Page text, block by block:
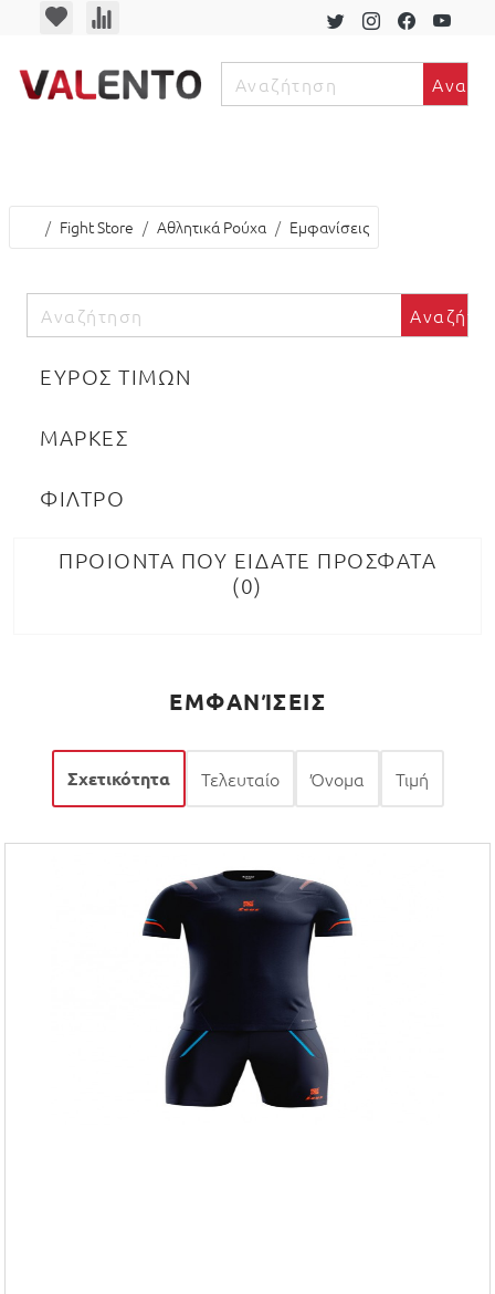
Fight Store Αθλητικά Ρούχα Εμφανίσεις
ΕΥΡΟΣ ΤΙΜΩΝ
ΜΑΡΚΕΣ
ΦΙΛΤΡΟ
ΠΡΟΙΟΝΤΑ ΠΟΥ ΕΙΔΑΤΕ ΠΡΟΣΦΑΤΑ
0
ΕΜΦΑΝΊΣΕΙΣ
Σχετικότητα Τελευταίο Όνομα Τιμή